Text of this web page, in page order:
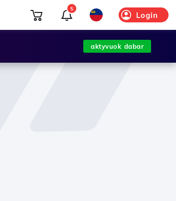
Login
5
aktyvuok dabar